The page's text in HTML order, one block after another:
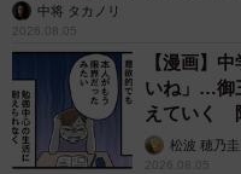
中将 タカノリ
2026.08.05
【漫画】
いね」…御
えていく
松波 穂乃圭
2026.08.05